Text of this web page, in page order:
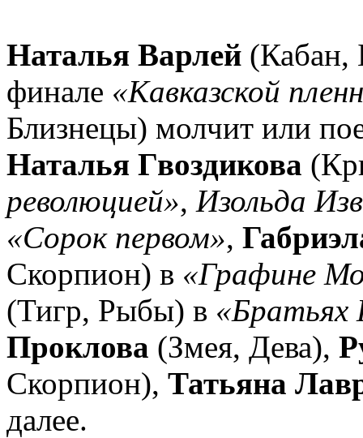
Наталья Варлей (Кабан,
финале «Кавказской
Близнецы) молчит или
Наталья Гвоздикова
революцией», Изольда
«Сорок первом»,
Скорпион) в «Графине
(Тигр, Рыбы) в «Братьях
Проклова (Змея, Дева),
Скорпион), Татьяна
далее.